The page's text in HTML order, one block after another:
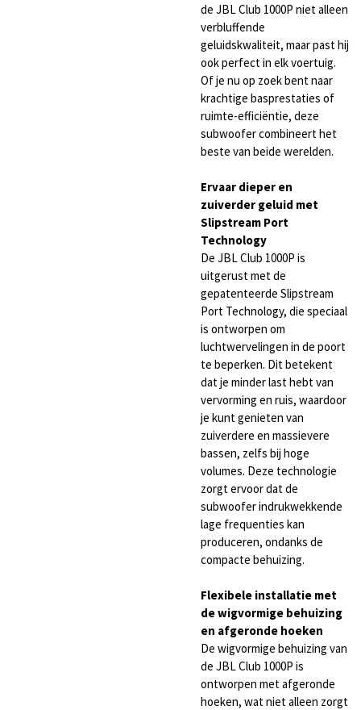
de JBL Club 1000P niet alleen
verbluffende
geluidskwaliteit, maar past hij
ook perfect in elk voertuig.
Of je nu op zoek bent naar
krachtige basprestaties of
ruimte-efficiëntie, deze
subwoofer combineert het
beste van beide werelden.
Ervaar dieper en
zuiverder geluid met
Slipstream Port
Technology
De JBL Club 1000P is
uitgerust met de
gepatenteerde Slipstream
Port Technology, die speciaal
is ontworpen om
luchtwervelingen in de poort
te beperken. Dit betekent
dat je minder last hebt van
vervorming en ruis, waardoor
je kunt genieten van
zuiverdere en massievere
bassen, zelfs bij hoge
volumes. Deze technologie
zorgt ervoor dat de
subwoofer indrukwekkende
lage frequenties kan
produceren, ondanks de
compacte behuizing.
Flexibele installatie met
de wigvormige behuizing
en afgeronde hoeken
De wigvormige behuizing van
de JBL Club 1000P is
ontworpen met afgeronde
hoeken, wat niet alleen zorgt